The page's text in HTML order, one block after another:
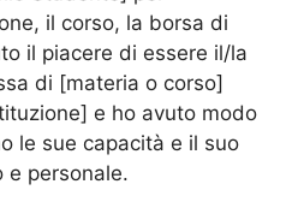
il corso, la borsa di
il piacere di essere il/la
di [materia o corso]
e ho avuto modo
le sue capacità e il suo
e personale.